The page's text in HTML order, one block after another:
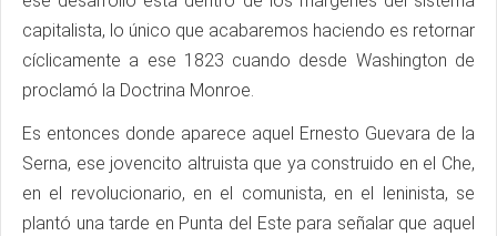
capitalista, lo único que acabaremos haciendo es retornar
cíclicamente a ese 1823 cuando desde Washington de
proclamó la Doctrina Monroe.
Es entonces donde aparece aquel Ernesto Guevara de la
Serna, ese jovencito altruista que ya construido en el Che,
en el revolucionario, en el comunista, en el leninista, se
plantó una tarde en Punta del Este para señalar que aquel